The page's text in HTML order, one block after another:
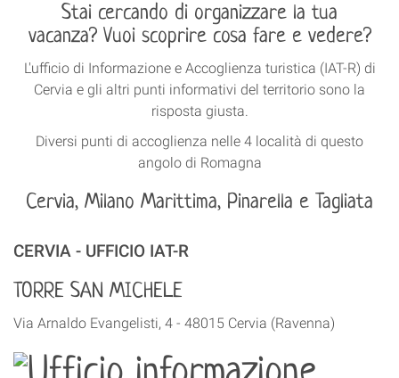
Stai cercando di organizzare la tua
vacanza? Vuoi scoprire cosa fare e vedere?
L'ufficio di Informazione e Accoglienza turistica (IAT-R) di
Cervia e gli altri punti informativi del territorio sono la
risposta giusta.
Diversi punti di accoglienza nelle 4 località di questo
angolo di Romagna
Cervia, Milano Marittima, Pinarella e Tagliata
CERVIA - UFFICIO IAT-R
TORRE SAN MICHELE
Via Arnaldo Evangelisti, 4 - 48015 Cervia (Ravenna)